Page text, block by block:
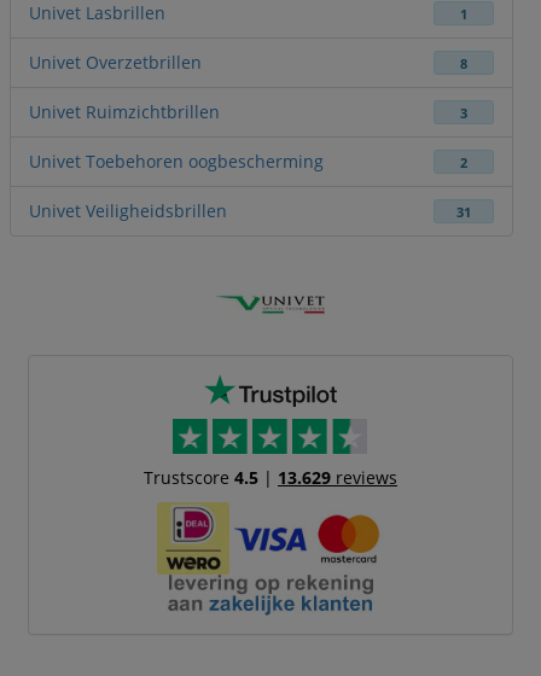
Univet Lasbrillen 1
Univet Overzetbrillen 8
Univet Ruimzichtbrillen 3
Univet Toebehoren oogbescherming 2
Univet Veiligheidsbrillen 31
Trustscore 4.5| 13.629reviews